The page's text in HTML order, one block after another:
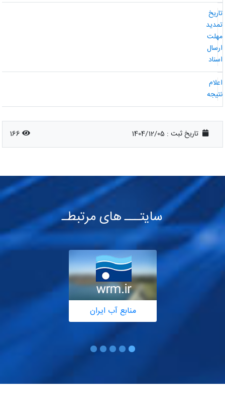
تاریخ ثبت : 1404/12/05
166
سایتـــ های مرتبطـ
منابع آب ایران